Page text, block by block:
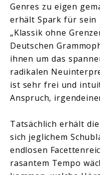
Genres zu eigen
erhält Spark für sein
„Klassik ohne
Deutschen
ihnen um das
radikalen
ist sehr frei und
Anspruch,
Tatsächlich erhält
sich jeglichem
endlosen
rasantem Tempo